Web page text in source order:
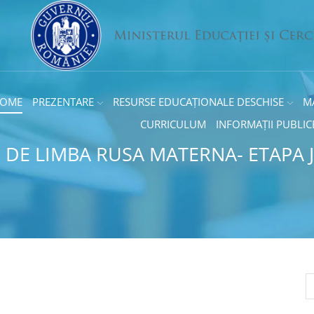
PREZENTARE RESURSE EDUCAȚIONALE DESCHISE
CURRICULUM
INFORMAȚII
LIMBA RUSA MATERNA- ETAPA